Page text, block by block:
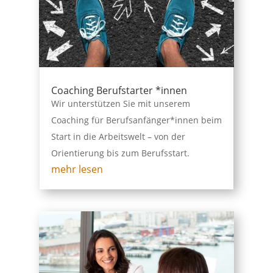
Coaching Berufstarter *innen
Wir unterstützen Sie mit unserem
Coaching für Berufsanfänger*innen beim
Start in die Arbeitswelt – von der
Orientierung bis zum Berufsstart.
mehr lesen